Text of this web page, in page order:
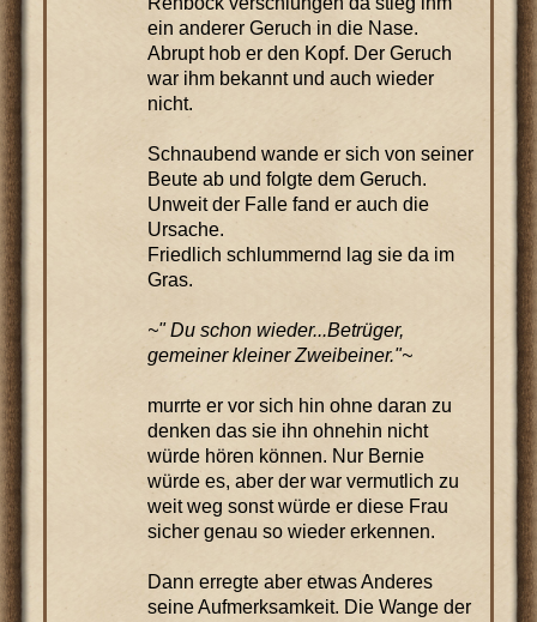
ein anderer Geruch in die Nase.
Abrupt hob er den Kopf. Der Geruch
war ihm bekannt und auch wieder
nicht.
Schnaubend wande er sich von seiner
Beute ab und folgte dem Geruch.
Unweit der Falle fand er auch die
Ursache.
Friedlich schlummernd lag sie da im
Gras.
~" Du schon wieder...Betrüger,
gemeiner kleiner Zweibeiner."~
murrte er vor sich hin ohne daran zu
denken das sie ihn ohnehin nicht
würde hören können. Nur Bernie
würde es, aber der war vermutlich zu
weit weg sonst würde er diese Frau
sicher genau so wieder erkennen.
Dann erregte aber etwas Anderes
seine Aufmerksamkeit. Die Wange der